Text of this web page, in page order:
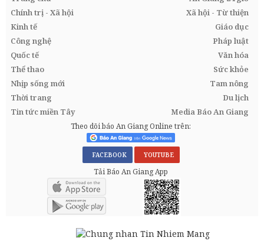
Chính trị - Xã hội
Xã hội - Từ thiện
Kinh tế
Giáo dục
Công nghệ
Pháp luật
Quốc tế
Văn hóa
Thể thao
Sức khỏe
Nhịp sống mới
Tam nông
Thời trang
Du lịch
Tin tức miền Tây
Media Báo An Giang
Theo dõi báo An Giang Online trên:
FACEBOOK YOUTUBE
Tải Báo An Giang App